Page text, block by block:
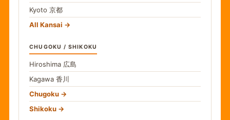
Kyoto 京都
All Kansai
CHUGOKU / SHIKOKU
Hiroshima 広島
Kagawa 香川
Chugoku
Shikoku